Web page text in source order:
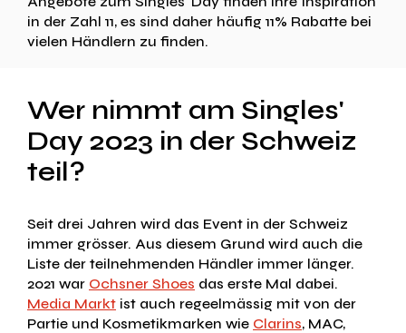
in der Zahl 11, es sind daher häufig 11% Rabatte bei
vielen Händlern zu finden.
Wer nimmt am Singles'
Day 2023 in der Schweiz
teil?
Seit drei Jahren wird das Event in der Schweiz
immer grösser. Aus diesem Grund wird auch die
Liste der teilnehmenden Händler immer länger.
2021 war Ochsner Shoes das erste Mal dabei.
Media Markt ist auch regeelmässig mit von der
Partie und Kosmetikmarken wie Clarins, MAC,